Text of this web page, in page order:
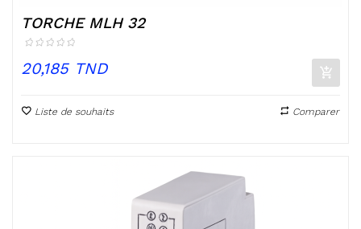
TORCHE MLH 32
Prix
20,185 TND
Liste de souhaits Comparer